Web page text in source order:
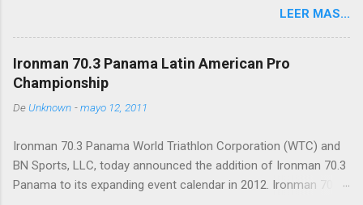
planilla@caminoakona.com
LEER MAS...
Ironman 70.3 Panama Latin American Pro
Championship
DeUnknown -mayo 12, 2011
Ironman 70.3 Panama World Triathlon Corporation (WTC) and
BN Sports, LLC, today announced the addition of Ironman 70.3
Panama to its expanding event calendar in 2012. Ironman 70.3